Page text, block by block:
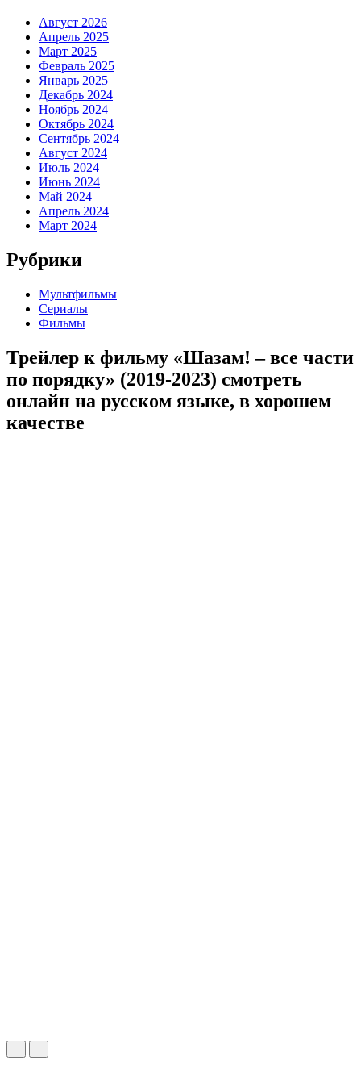
Август 2026
Апрель 2025
Март 2025
Февраль 2025
Январь 2025
Декабрь 2024
Ноябрь 2024
Октябрь 2024
Сентябрь 2024
Август 2024
Июль 2024
Июнь 2024
Май 2024
Апрель 2024
Март 2024
Рубрики
Мультфильмы
Сериалы
Фильмы
Трейлер к фильму «Шазам! – все части
по порядку» (2019-2023) cмотреть
онлайн на русском языке, в хорошем
качестве